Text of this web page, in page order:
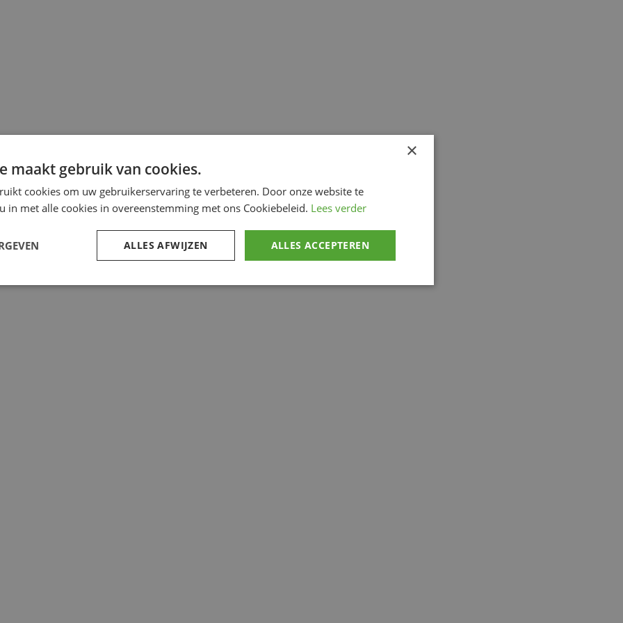
×
maakt gebruik van cookies.
cookies om uw gebruikerservaring te verbeteren. Door onze website te
in met alle cookies in overeenstemming met ons Cookiebeleid. Lees verder
ALLES ACCEPTEREN
ALLES AFWIJZEN